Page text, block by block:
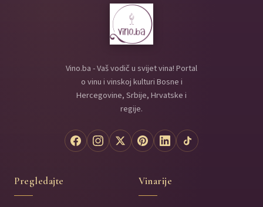
Vino.ba - Vaš vodič u svijet vina! Portal
o vinu i vinskoj kulturi Bosne i
Hercegovine, Srbije, Hrvatske i
regije.
Pregledajte Vinarije